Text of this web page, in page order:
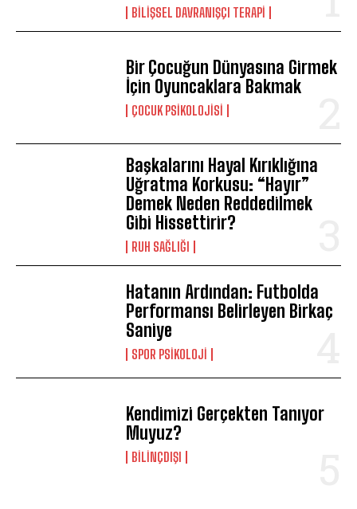
ABONE OL
Gizlilik politikasınıokudum, onaylıyorum.
BILIŞSEL DAVRANIŞÇI TERAPI
Bir Çocuğun Dünyasına Girmek
İçin Oyuncaklara Bakmak
ÇOCUK PSIKOLOJISI
Başkalarını Hayal Kırıklığına
Uğratma Korkusu: “Hayır”
Demek Neden Reddedilmek
Gibi Hissettirir?
⁠RUH SAĞLIĞI
Hatanın Ardından: Futbolda
Performansı Belirleyen Birkaç
Saniye
SPOR PSIKOLOJI
Kendimizi Gerçekten Tanıyor
Muyuz?
BILINÇDIŞI